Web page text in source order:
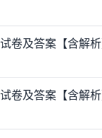
卷及答案【含解析
卷及答案【含解析